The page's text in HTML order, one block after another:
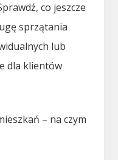
co jeszcze
sprzątania
lub
dla klientów
– na czym